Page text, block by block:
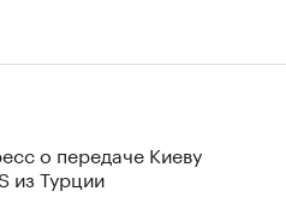
о передаче Киеву
из Турции